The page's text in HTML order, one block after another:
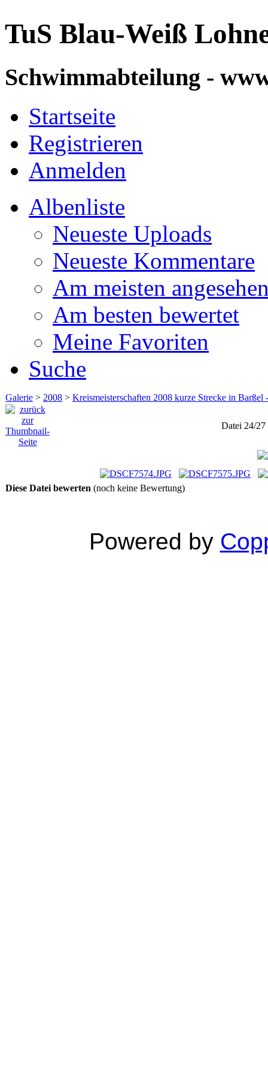
TuS Blau-Weiß
Schwimmabteilung -
Startseite
Registrieren
Anmelden
Albenliste
Neueste Uploads
Neueste Kommentare
Am meisten
Am besten bewertet
Meine Favoriten
Suche
Galerie > 2008 > Kreismeisterschaften 2008 kurze Strecke in Barßel
Datei 24/27
Diese Datei bewerten (noch keine Bewertung)
Powered by